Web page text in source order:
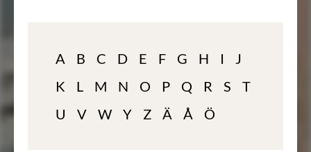
A B C D E F G H I
J
K
L M N O P Q R S
T
U
V W Y Z Ä Å Ö